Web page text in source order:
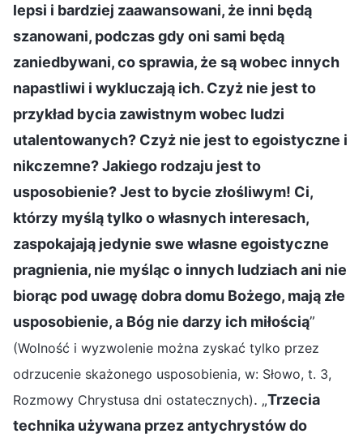
lepsi i bardziej zaawansowani, że inni będą
szanowani, podczas gdy oni sami będą
zaniedbywani, co sprawia, że są wobec innych
napastliwi i wykluczają ich. Czyż nie jest to
przykład bycia zawistnym wobec ludzi
utalentowanych? Czyż nie jest to egoistyczne i
nikczemne? Jakiego rodzaju jest to
usposobienie? Jest to bycie złośliwym! Ci,
którzy myślą tylko o własnych interesach,
zaspokajają jedynie swe własne egoistyczne
pragnienia, nie myśląc o innych ludziach ani nie
biorąc pod uwagę dobra domu Bożego, mają złe
usposobienie, a Bóg nie darzy ich miłością”
(Wolność i wyzwolenie można zyskać tylko przez
odrzucenie skażonego usposobienia, w: Słowo, t. 3,
Rozmowy Chrystusa dni ostatecznych). „Trzecia
technika używana przez antychrystów do